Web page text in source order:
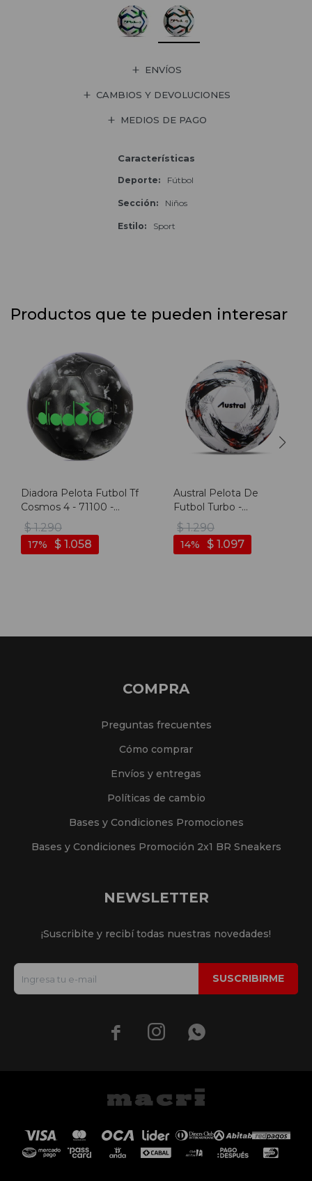
ENVÍOS
CAMBIOS Y DEVOLUCIONES
MEDIOS DE PAGO
Características
Deporte Fútbol
Sección Niños
Estilo Sport
Productos que te pueden interesar
Diadora Pelota Futbol Tf
Cosmos 4 - 71100 -
Negro-verde
$ 1.290
$ 1.058
17
Austral Pelota De
Futbol Turbo -
Blanco/multicolor -
Blanco-multicolor
$ 1.290
$ 1.097
14
COMPRA
Preguntas frecuentes
Cómo comprar
Envíos y entregas
Políticas de cambio
Bases y Condiciones Promociones
Bases y Condiciones Promoción 2x1 BR Sneakers
NEWSLETTER
¡Suscribite y recibí todas nuestras novedades!
SUSCRIBIRME
  